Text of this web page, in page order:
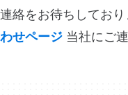
連絡をお待ちしており
わせページ 当社にご